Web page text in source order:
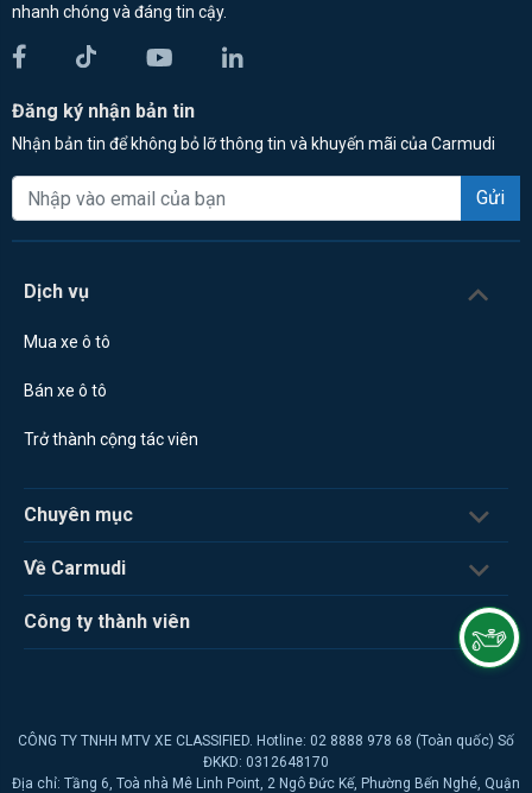
nhanh chóng và đáng tin cậy.
Đăng ký nhận bản tin
Nhận bản tin để không bỏ lỡ thông tin và khuyến mãi của Carmudi
Gửi
Dịch vụ
Mua xe ô tô
Bán xe ô tô
Trở thành cộng tác viên
Chuyên mục
Về Carmudi
Công ty thành viên
CÔNG TY TNHH MTV XE CLASSIFIED. Hotline: 02 8888 978 68 (Toàn quốc) Số
ĐKKD: 0312648170
Địa chỉ: Tầng 6, Toà nhà Mê Linh Point, 2 Ngô Đức Kế, Phường Bến Nghé, Quận